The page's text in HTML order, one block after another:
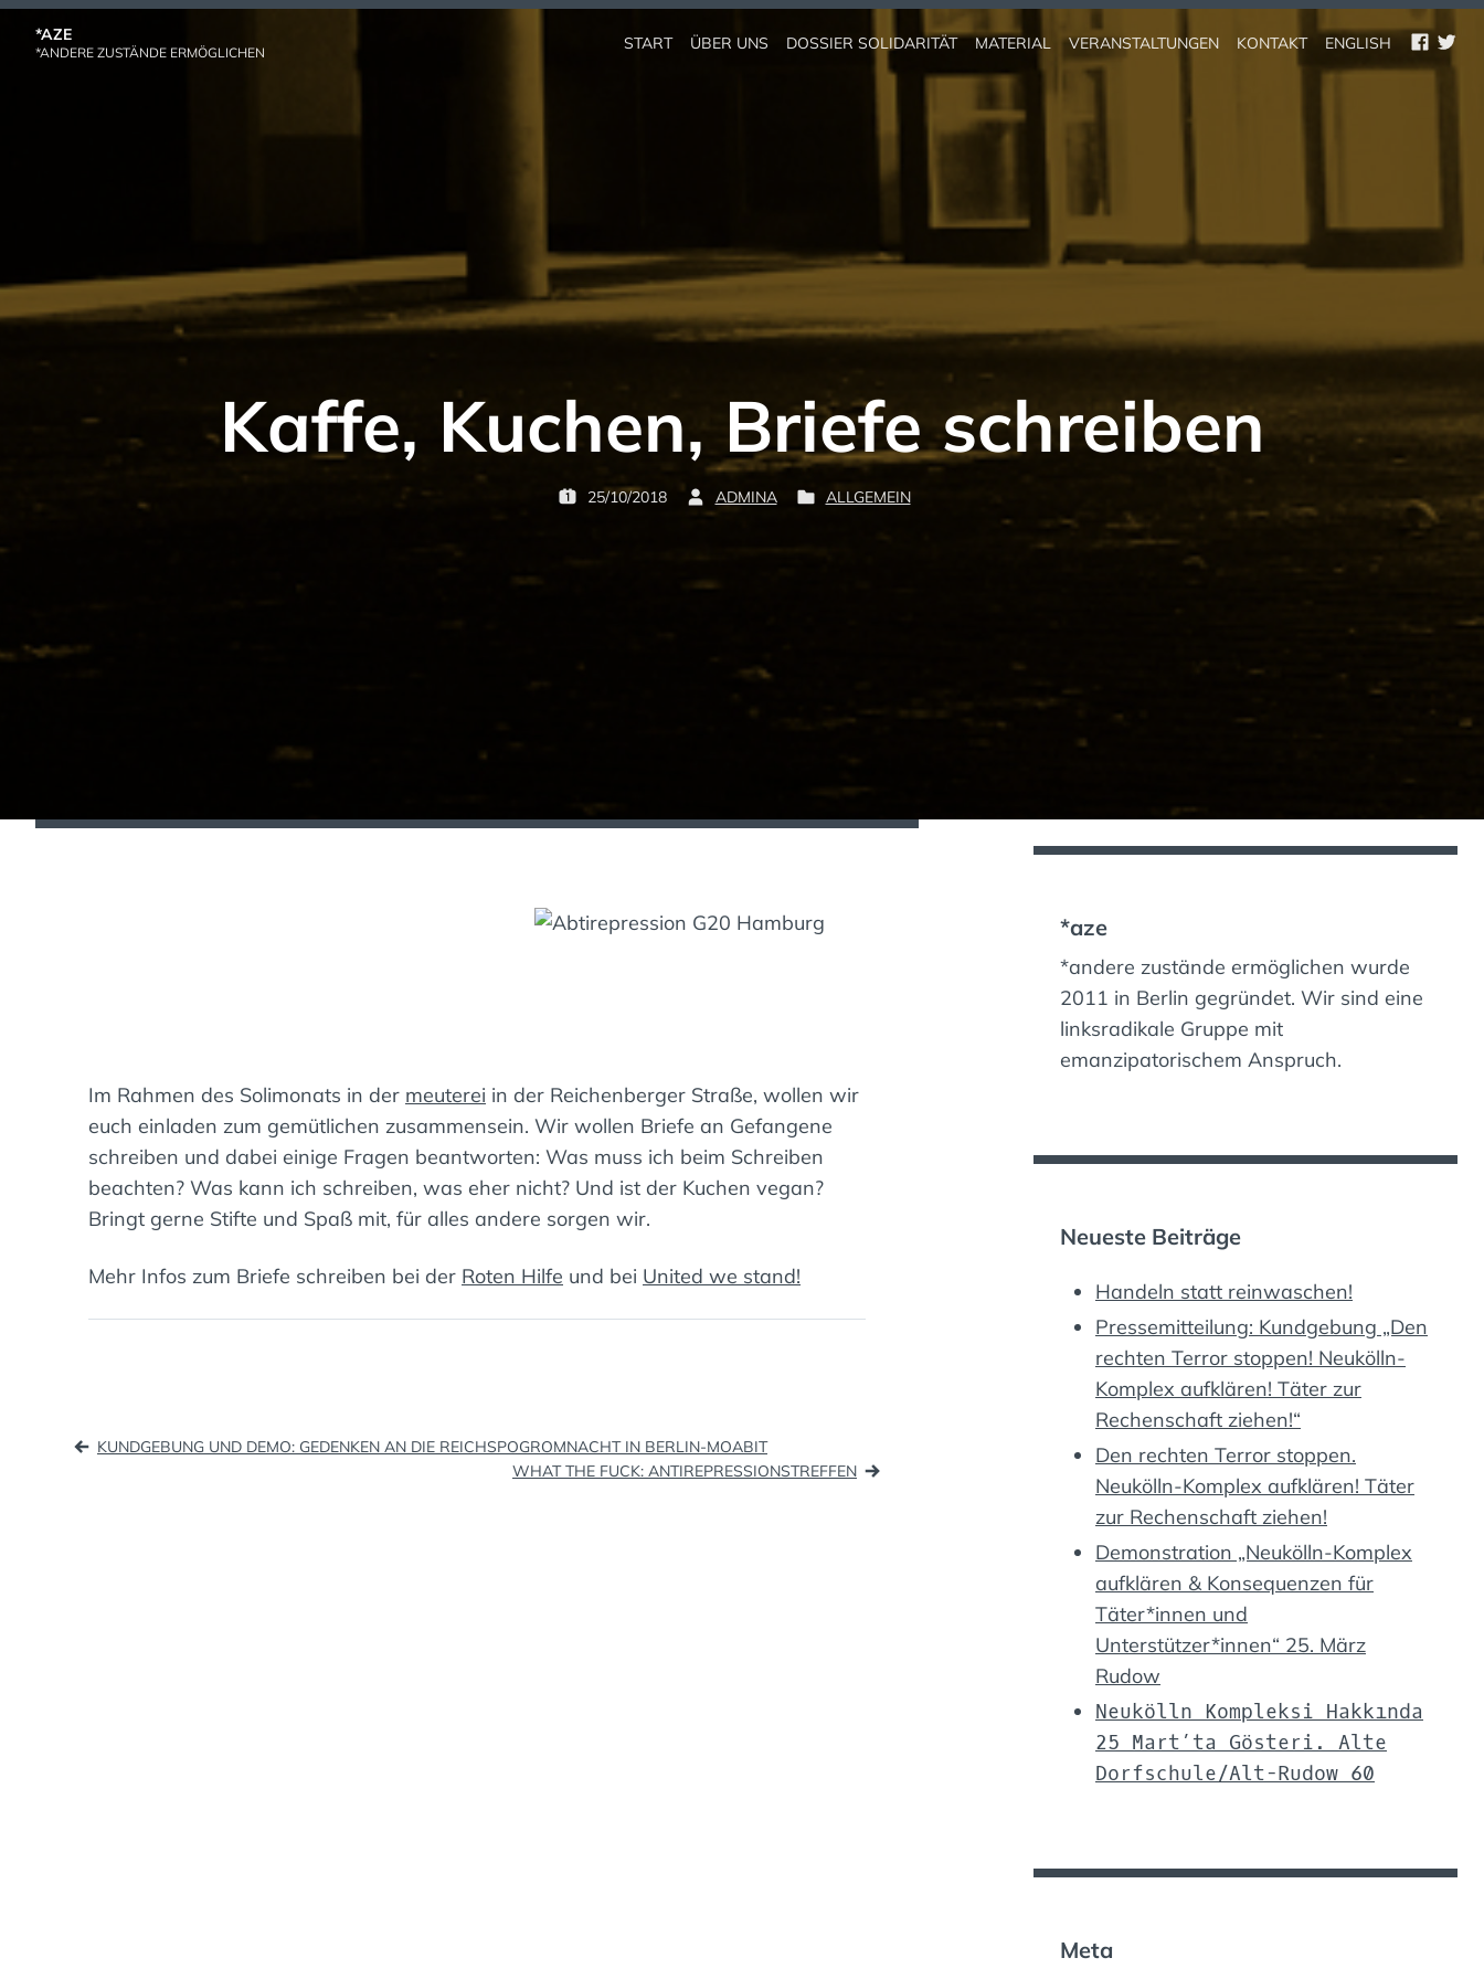
Skip
*AZE
*ANDERE ZUSTÄNDE ERMÖGLICHEN START ÜBER UNS DOSSIER SOLIDARITÄT MATERIAL VERANSTALTUNGEN KONTAKT ENGLISH
Kaffe, Kuchen, Briefe schreiben
P
25/10/2018
B
ADMINA
P
ALLGEMEIN
Im Rahmen des Solimonats in der meuterei in der Reichenberger Straße, wollen wir
euch einladen zum gemütlichen zusammensein. Wir wollen Briefe an Gefangene
schreiben und dabei einige Fragen beantworten: Was muss ich beim Schreiben
beachten? Was kann ich schreiben, was eher nicht? Und ist der Kuchen vegan?
Bringt gerne Stifte und Spaß mit, für alles andere sorgen wir.
Mehr Infos zum Briefe schreiben bei der Roten Hilfe und bei United we stand!
Beitragsnavigation
KUNDGEBUNG UND DEMO: GEDENKEN AN DIE REICHSPOGROMNACHT IN BERLIN-MOABIT
WHAT THE FUCK: ANTIREPRESSIONSTREFFEN
*aze
*andere zustände ermöglichen wurde
2011 in Berlin gegründet. Wir sind eine
linksradikale Gruppe mit
emanzipatorischem Anspruch.
Neueste Beiträge
Handeln statt reinwaschen!
Pressemitteilung: Kundgebung „Den
rechten Terror stoppen! Neukölln-
Komplex aufklären! Täter zur
Rechenschaft ziehen!“
Den rechten Terror stoppen.
Neukölln-Komplex aufklären! Täter
zur Rechenschaft ziehen!
Demonstration „Neukölln-Komplex
aufklären & Konsequenzen für
Täter*innen und
Unterstützer*innen“ 25. März
Rudow
Neukölln Kompleksi Hakkında
25 Mart’ta Gösteri. Alte
Dorfschule/Alt-Rudow 60
Meta